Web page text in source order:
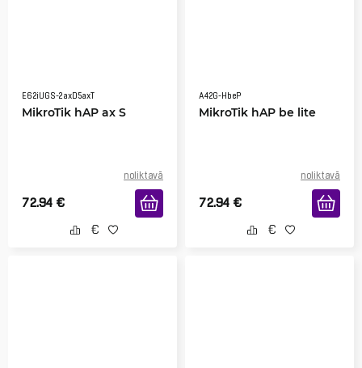
E62iUGS-2axD5axT
MikroTik hAP ax S
noliktavā
72.94 €
A42G-HbeP
MikroTik hAP be lite
noliktavā
72.94 €